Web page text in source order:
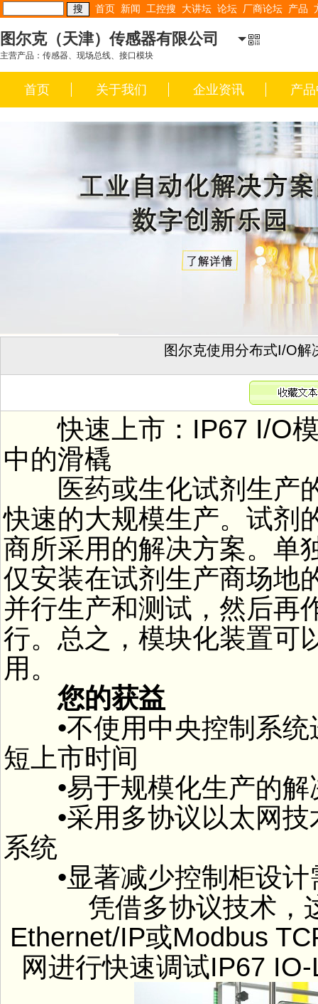
首页 新闻 工控搜 大讲坛 论坛 厂商论坛 产品
图尔克（天津）传感器有限公司
主营产品：传感器、现场总线、接口模块
首页 关于我们 企业资讯 产
图尔克使用分布式I/O
快速上市：IP67 I/O模
中的滑橇
医药或生化试剂生产的
快速的大规模生产。试剂
商所采用的解决方案。单
仅安装在试剂生产商场地
并行生产和测试，然后再
行。总之，模块化装置可
用。
您的获益
•不使用中央控制系统
短上市时间
•易于规模化生产的解
•采用多协议以太网技
系统
•显著减少控制柜设计
凭借多协议技术，
Ethernet/IP或Modbus
网进行快速调试IP67